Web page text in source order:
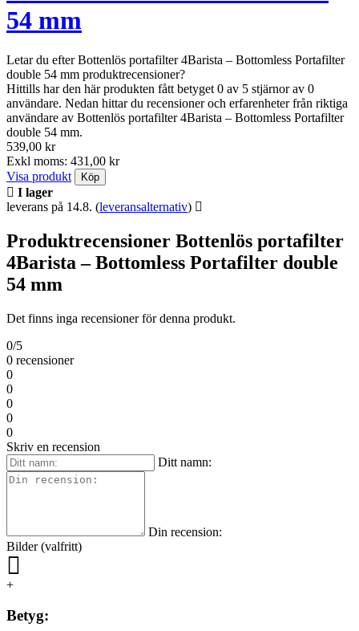
54 mm
Letar du efter Bottenlös portafilter 4Barista – Bottomless Portafilter
double 54 mm produktrecensioner?
Hittills har den här produkten fått betyget 0 av 5 stjärnor av 0
användare. Nedan hittar du recensioner och erfarenheter från riktiga
användare av Bottenlös portafilter 4Barista – Bottomless Portafilter
double 54 mm.
539,00 kr
Exkl moms: 431,00 kr
Visa produkt
Köp
I lager
leverans på 14.8. (leveransalternativ)
Produktrecensioner Bottenlös portafilter
4Barista – Bottomless Portafilter double
54 mm
Det finns inga recensioner för denna produkt.
0/5
0 recensioner
0
0
0
0
0
Skriv en recension
Ditt namn:
Din recension:
Bilder (valfritt)
+
Betyg: